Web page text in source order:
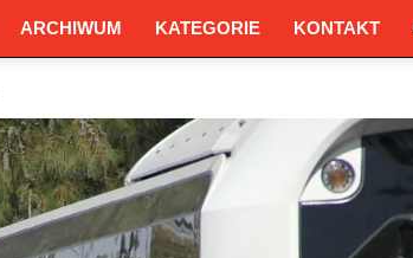
ARCHIWUM KATEGORIE KONTAKT